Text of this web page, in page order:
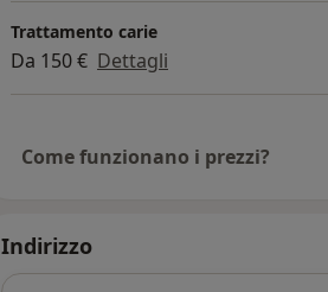
Trattamento carie
Da 150 € Dettagli
Come funzionano i prezzi?
Indirizzo